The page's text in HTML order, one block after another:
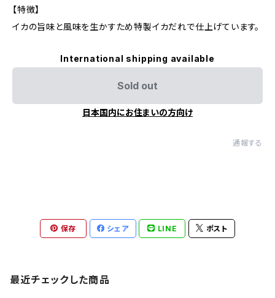
【特徴】
イカの旨味と風味を生かすため特製イカだれで仕上げています。
International shipping available
Sold out
日本国内にお住まいの方向け
通報する
保存 シェア LINE ポスト
最近チェックした商品